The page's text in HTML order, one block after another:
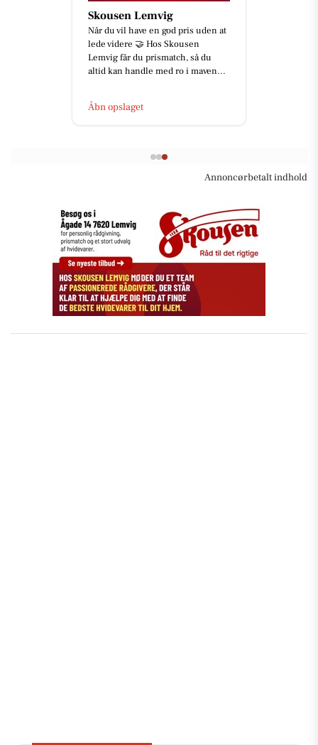
Skousen Lemvig
Når du vil have en god pris uden at
lede videre 🤝 Hos Skousen
Lemvig får du prismatch, så du
altid kan handle med ro i maven...
Åbn opslaget
Annoncørbetalt indhold